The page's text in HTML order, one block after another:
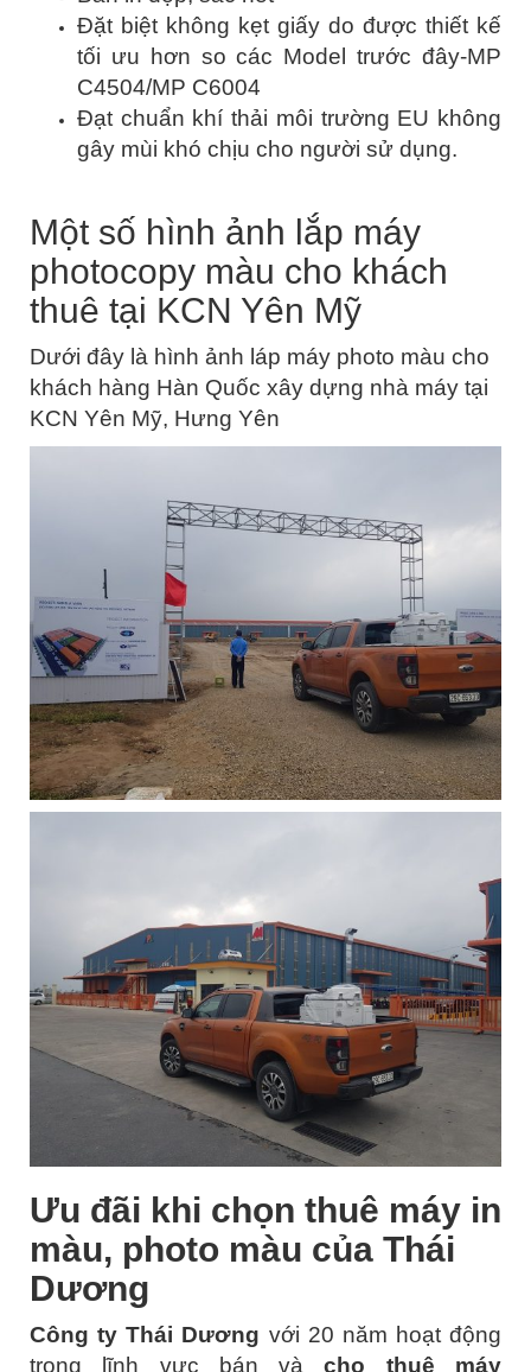
Đặt biệt không kẹt giấy do được thiết kế
tối ưu hơn so các Model trước đây-MP
C4504/MP C6004
Đạt chuẩn khí thải môi trường EU không
gây mùi khó chịu cho người sử dụng.
Một số hình ảnh lắp máy
photocopy màu cho khách
thuê tại KCN Yên Mỹ
Dưới đây là hình ảnh láp máy photo màu cho
khách hàng Hàn Quốc xây dựng nhà máy tại
KCN Yên Mỹ, Hưng Yên
Ưu đãi khi chọn thuê máy in
màu, photo màu của Thái
Dương
Công ty Thái Dương với 20 năm hoạt động
trong lĩnh vực bán vàcho thuê máy